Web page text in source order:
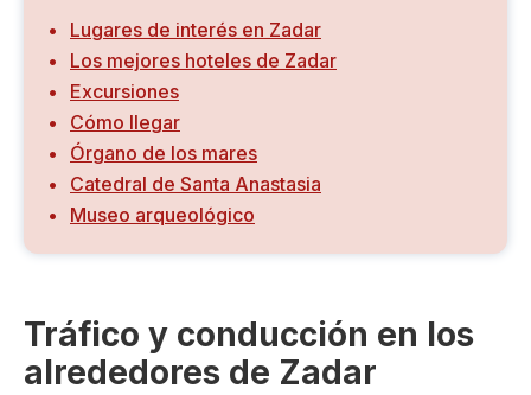
Lugares de interés en Zadar
Los mejores hoteles de Zadar
Excursiones
Cómo llegar
Órgano de los mares
Catedral de Santa Anastasia
Museo arqueológico
Tráfico y conducción en los
alrededores de Zadar